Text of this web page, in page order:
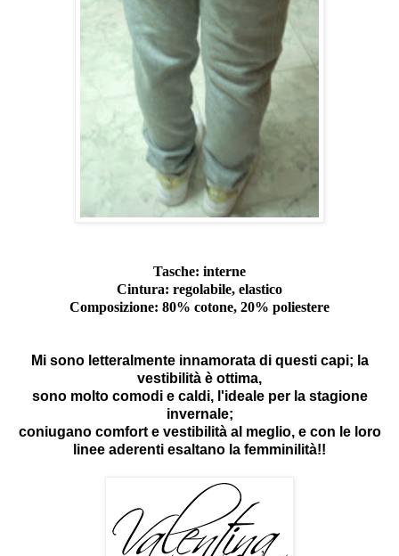
Tasche: interne
Cintura: regolabile, elastico
Composizione: 80% cotone, 20% poliestere
Mi sono letteralmente innamorata di questi capi; la
vestibilità è ottima,
sono molto comodi e caldi, l'ideale per la stagione
invernale;
coniugano comfort e vestibilità al meglio, e con le loro
linee aderenti esaltano la femminilità!!